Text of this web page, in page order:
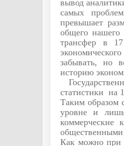
вывод
самых
превышает
общего
трансфер в
экономического
забывать, но
историю
статистики на
Таким образом
уровне и
коммерческие
общественными
Как можно при